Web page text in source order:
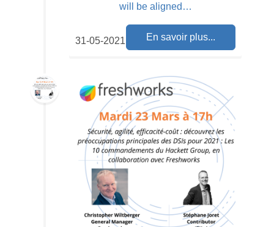
will be aligned…
En savoir plus...
31-05-2021